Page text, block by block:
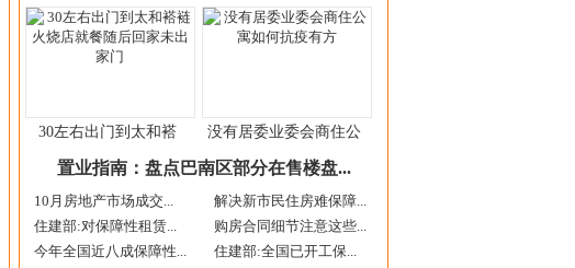
30左右出门到太和褡 没有居委业委会商住公
置业指南：盘点巴南区部分在售楼盘...
10月房地产市场成交...
解决新市民住房难保障...
住建部:对保障性租赁...
购房合同细节注意这些...
今年全国近八成保障性...
住建部:全国已开工保...